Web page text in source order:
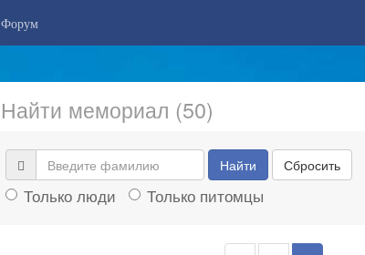
Форум
Найти мемориал (50)
Найти Сбросить
Только люди Только питомцы